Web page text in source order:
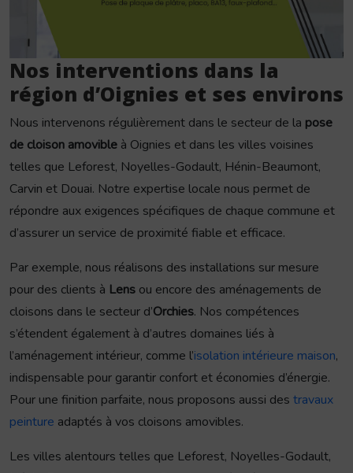
Nos interventions dans la
région d’Oignies et ses environs
Nous intervenons régulièrement dans le secteur de la pose
de cloison amovible à Oignies et dans les villes voisines
telles que Leforest, Noyelles-Godault, Hénin-Beaumont,
Carvin et Douai. Notre expertise locale nous permet de
répondre aux exigences spécifiques de chaque commune et
d’assurer un service de proximité fiable et efficace.
Par exemple, nous réalisons des installations sur mesure
pour des clients à Lens ou encore des aménagements de
cloisons dans le secteur d’Orchies. Nos compétences
s’étendent également à d’autres domaines liés à
l’aménagement intérieur, comme l’isolation intérieure maison,
indispensable pour garantir confort et économies d’énergie.
Pour une finition parfaite, nous proposons aussi des travaux
peinture adaptés à vos cloisons amovibles.
Les villes alentours telles que Leforest, Noyelles-Godault,